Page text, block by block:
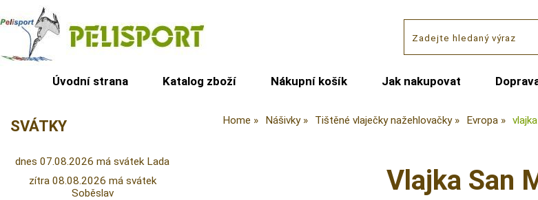
Úvodní strana Katalog zboží Nákupní košík Jak nakupovat
Home Nášivky Tištěné vlaječky nažehlovačky Evropa
Vlajka San
SVÁTKY
dnes 07.08.2026 má svátek Lada
zítra 08.08.2026 má svátek
Soběslav